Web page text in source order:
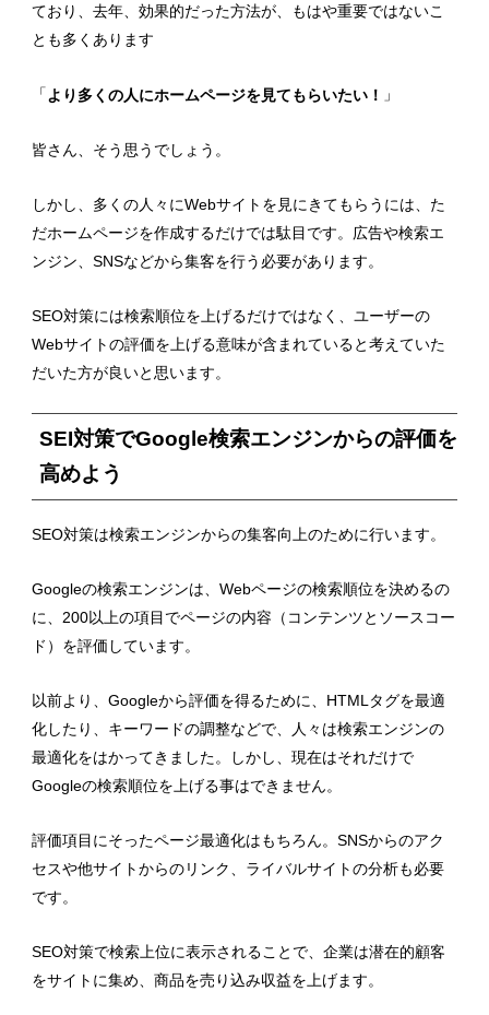
ており、去年、効果的だった方法が、もはや重要ではないこ
とも多くあります
「 より多くの人にホームページを見てもらいたい！ 」
皆さん、そう思うでしょう。
しかし、多くの人々にWebサイトを見にきてもらうには、た
だホームページを作成するだけでは駄目です。広告や検索エ
ンジン、SNSなどから集客を行う必要があります。
SEO対策には検索順位を上げるだけではなく、ユーザーの
Webサイトの評価を上げる意味が含まれていると考えていた
だいた方が良いと思います。
SEI対策でGoogle検索エンジンからの評価を
高めよう
SEO対策は検索エンジンからの集客向上のために行います。
Googleの検索エンジンは、Webページの検索順位を決めるの
に、200以上の項目でページの内容（コンテンツとソースコー
ド）を評価しています。
以前より、Googleから評価を得るために、HTMLタグを最適
化したり、キーワードの調整などで、人々は検索エンジンの
最適化をはかってきました。しかし、現在はそれだけで
Googleの検索順位を上げる事はできません。
評価項目にそったページ最適化はもちろん。SNSからのアク
セスや他サイトからのリンク、ライバルサイトの分析も必要
です。
SEO対策で検索上位に表示されることで、企業は潜在的顧客
をサイトに集め、商品を売り込み収益を上げます。